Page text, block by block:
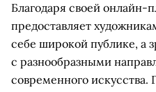
Благодаря своей онлайн-
предоставляет
себе широкой публике, а
с разнообразными
современного искусства.